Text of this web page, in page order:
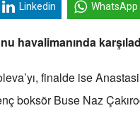
Linkedin WhatsApp
havalimanında
finalde ise
boksör Buse Naz